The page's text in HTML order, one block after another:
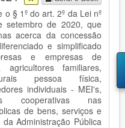
§ 1º do art. 2º da Lei nº
setembro de 2020, que
acerca da concessão
e simplificado
e empresas de
agricultores familiares,
pessoa física,
individuais - MEI's,
cooperativas nas
de bens, serviços e
Administração Pública